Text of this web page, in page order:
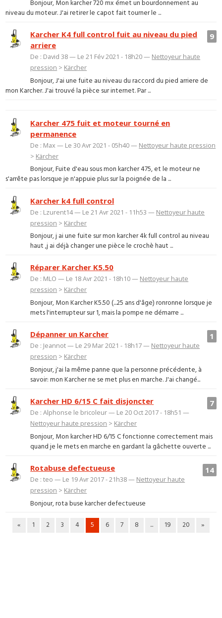
Bonjour, Mon karcher 720 mx émet un bourdonnement au
niveau du moteur. J'ai retirer le capot fait tourner le ...
9
Karcher K4 full control fuit au niveau du pied
arriere
De : David 38 — Le 21 Fév 2021 - 18h20 — Nettoyeur haute
pression > Kärcher
Bonjour, J'ai une fuite au niveau du raccord du pied arriere de
mon Karcher. J'ai trouvé la pièce sur internet. Par ...
Karcher 475 fuit et moteur tourné en
permanence
De : Max — Le 30 Avr 2021 - 05h40 — Nettoyeur haute pression
> Kärcher
Bonjour, Fuite d'eau sous mon karcher 475, et le moteur ne
s'arrête pas lorsque je n'appuie plus sur la poignée de la ...
Karcher k4 full control
De : Lzurent14 — Le 21 Avr 2021 - 11h53 — Nettoyeur haute
pression > Kärcher
Bonjour, j ai une fuite sur mon karcher 4k full control au niveau
haut ,j ai déjà changer une pièce le crochè haut ...
Réparer Karcher K5.50
De : MLO — Le 18 Avr 2021 - 18h10 — Nettoyeur haute
pression > Kärcher
Bonjour, Mon Karcher K5.50 (...25 ans d'âge) ronronne lorsque je
mets l'interrupteur sur 1, mais la pompe ne démarre ...
1
Dépanner un Karcher
De : Jeannot — Le 29 Mar 2021 - 18h17 — Nettoyeur haute
pression > Kärcher
Bonjour, j'ai la même panne que la personne précédente, à
savoir: mon Karcher ne se met plus en marche. J'ai changé...
7
Karcher HD 6/15 C fait disjoncter
De : Alphonse le bricoleur — Le 20 Oct 2017 - 18h51 —
Nettoyeur haute pression > Kärcher
Bonjour, Mon karcher HD 6/15 C fonctionne correctement mais
quand je le mets en marche en gardant la gâchette ouverte ...
14
Rotabuse defectueuse
De : teo — Le 19 Avr 2017 - 21h38 — Nettoyeur haute
pression > Kärcher
Bonjour, rota buse karcher defectueuse
« 1 2 3 4 5 6 7 8 ... 19 20 »